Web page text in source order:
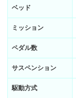
ベッド
ミッション
ペダル数
サスペンション
駆動方式